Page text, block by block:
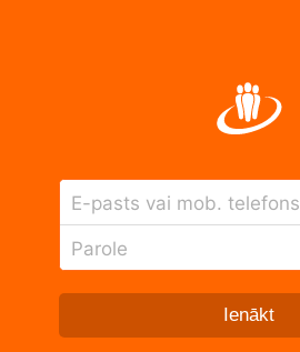
E-pasts vai mob. telefons
Parole
Ienākt